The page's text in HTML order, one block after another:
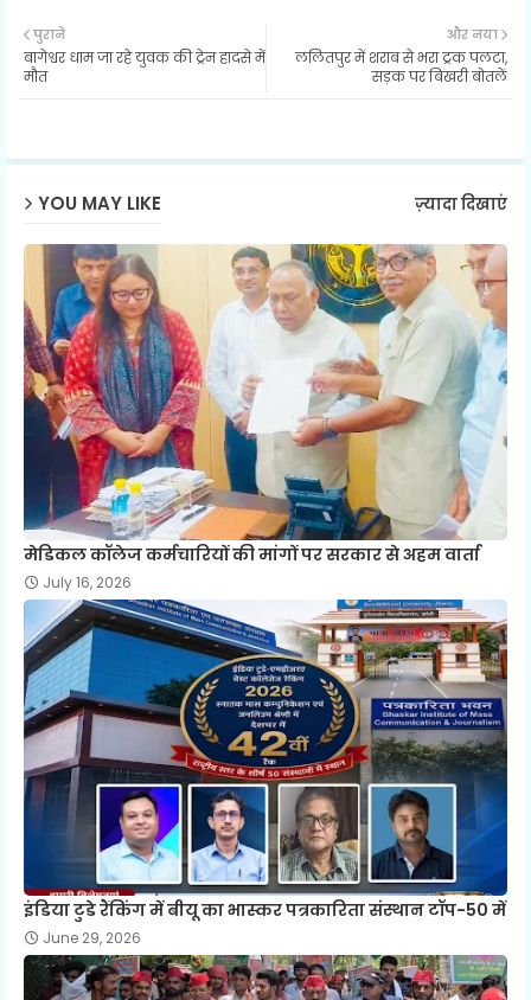
ter ats
p
और नया
ललितपुर में शराब से भरा ट्रक पलटा,
सड़क पर बिखरी बोतलें
पुराने
बागेश्वर धाम जा रहे युवक की ट्रेन हादसे में
मौत
YOU MAY LIKE ज़्यादा दिखाएं
मेडिकल कॉलेज कर्मचारियों की मांगों पर सरकार से अहम वार्ता
July 16, 2026
इंडिया टुडे रैंकिंग में बीयू का भास्कर पत्रकारिता संस्थान टॉप-50 में
June 29, 2026